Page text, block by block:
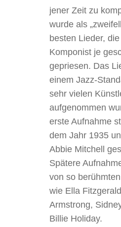
jener Zeit zu
wurde als
besten Lieder,
Komponist je
gepriesen. Das
einem Jazz-
sehr vielen
aufgenommen
erste Aufnahme
dem Jahr 1935
Abbie Mitchell
Spätere
von so
wie Ella
Armstrong,
Billie Holiday.